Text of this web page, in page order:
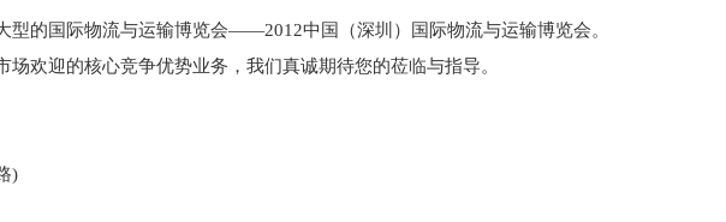
型的国际物流与运输博览会——2012中国（深圳）国际物流与运输博览会。
欢迎的核心竞争优势业务，我们真诚期待您的莅临与指导。
)